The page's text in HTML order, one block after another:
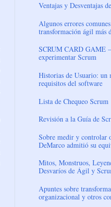
Ventajas y Desventajas
Algunos errores
transformación ágil
SCRUM CARD GAME
experimentar Scrum
Historias de Usuario: un
requisitos del software
Lista de Chequeo Scrum
Revisión a la Guía de
Sobre medir y controlar
DeMarco admitió su
Mitos, Monstruos,
Desvaríos de Ágil y
Apuntes sobre
organizacional y otros